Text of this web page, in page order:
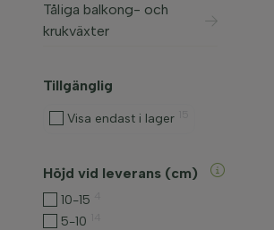
Tåliga balkong- och
krukväxter
Tillgänglig
Visa endast i lager
Höjd vid leverans (cm)
10-15
5-10